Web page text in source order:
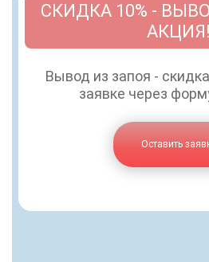
СКИДКА 10% -
АКЦИЯ!
Вывод из запоя -
заявке через
Оставить